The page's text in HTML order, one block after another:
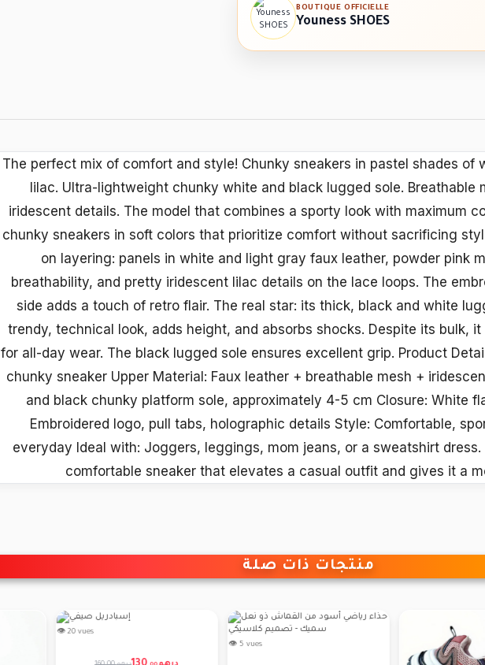
BOUTIQUE OFFICIELLE
Youness SHOES
The perfect mix of comfort and style! Chunky sneakers in pastel shades of
lilac. Ultra-lightweight chunky white and black lugged sole. Breathable
iridescent details. The model that combines a sporty look with maximum
chunky sneakers in soft colors that prioritize comfort without sacrificing
on layering: panels in white and light gray faux leather, powder pink
breathability, and pretty iridescent lilac details on the lace loops. The
side adds a touch of retro flair. The real star: its thick, black and white
trendy, technical look, adds height, and absorbs shocks. Despite its bulk,
for all-day wear. The black lugged sole ensures excellent grip. Product
chunky sneaker Upper Material: Faux leather + breathable mesh +
and black chunky platform sole, approximately 4-5 cm Closure: White
Embroidered logo, pull tabs, holographic details Style: Comfortable,
everyday Ideal with: Joggers, leggings, mom jeans, or a sweatshirt
comfortable sneaker that elevates a casual outfit and gives it a
منتجات ذات صلة
👁 20 vues
👁 5 vues